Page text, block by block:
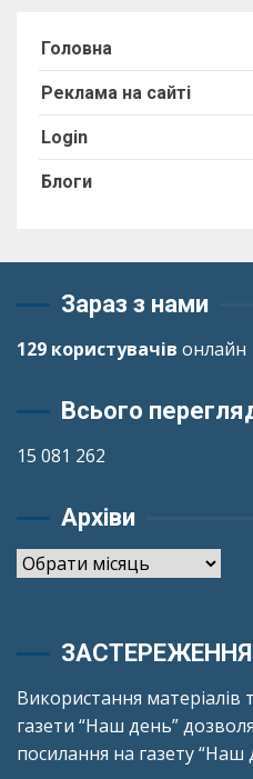
Головна
Реклама на сайті
Login
Блоги
Зараз з нами
129 користувачів онлайн
Всього
15 081 262
Архіви
Архіви
ЗАСТЕРЕЖЕННЯ
Використання матеріалів
газети “Наш день”
посилання на газету “Наш